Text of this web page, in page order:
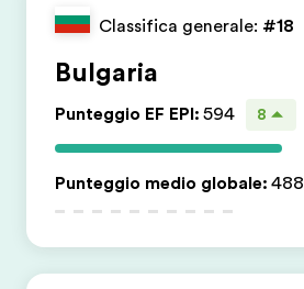
Trova l'ufficio più vicino
Chi siamo
Carriera
Lavora con noi
Classifica generale: #18
Bulgaria
Punteggio EF EPI: 594 8
Punteggio medio globale: 488